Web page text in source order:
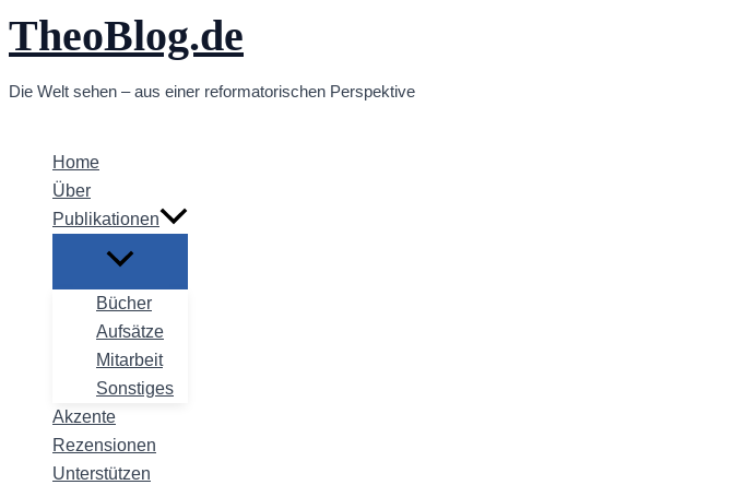
Zum
Inhalt
TheoBlog.de
Die Welt sehen – aus einer reformatorischen Perspektive
Home
Über
Publikationen
Bücher
Aufsätze
Mitarbeit
Sonstiges
Akzente
Rezensionen
Unterstützen